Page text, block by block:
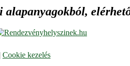
Cookie kezelés